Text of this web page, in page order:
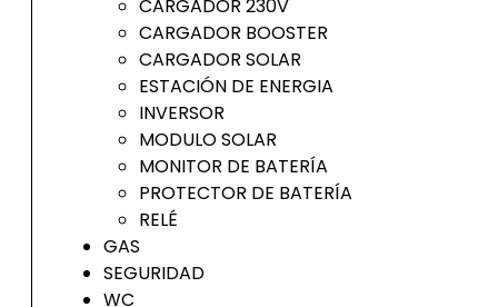
CARGADOR 230V
CARGADOR BOOSTER
CARGADOR SOLAR
ESTACIÓN DE ENERGIA
INVERSOR
MODULO SOLAR
MONITOR DE BATERÍA
PROTECTOR DE BATERÍA
RELÉ
GAS
SEGURIDAD
WC